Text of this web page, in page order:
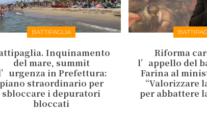
BATTIPAGLIA
Inquinamento
del mare, summit
in Prefettura:
piano straordinario per
sbloccare i depuratori
bloccati
Riforma
l’appello del
Farina al
“Valorizzare
per abbattere